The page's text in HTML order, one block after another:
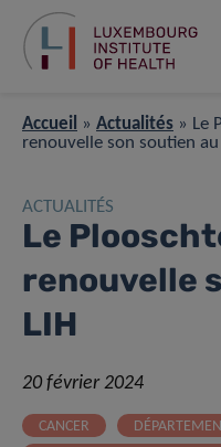
Accueil » Actualités » Le
renouvelle son soutien au
ACTUALITÉS
Le
renouvelle
LIH
20 février 2024
CANCER